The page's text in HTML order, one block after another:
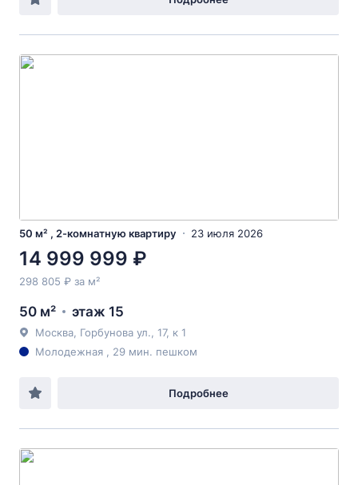
50 м² , 2-комнатную квартиру 23 июля 2026
14 999 999 ₽
298 805 ₽ за м²
50 м² этаж 15
Москва, Горбунова ул., 17, к 1
Молодежная , 29 мин. пешком
Подробнее